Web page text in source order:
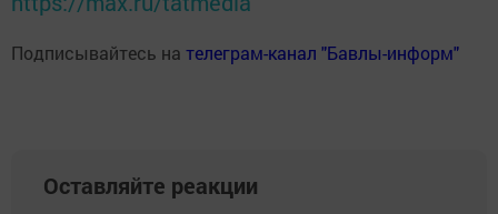
Подписывайтесь на телеграм-канал "Бавлы-информ"
Оставляйте реакции